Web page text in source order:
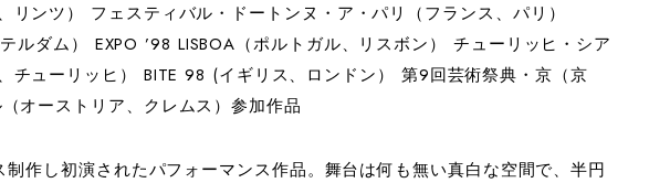
リンツ） フェスティバル・ドートンヌ・ア・パリ（フランス、パリ）
ルダム） EXPO ’98 LISBOA（ポルトガル、リスボン） チューリッヒ・シア
チューリッヒ） BITE 98 (イギリス、ロンドン） 第9回芸術祭典・京（京
オーストリア、クレムス）参加作品
作し初演されたパフォーマンス作品。舞台は何も無い真白な空間で、半円